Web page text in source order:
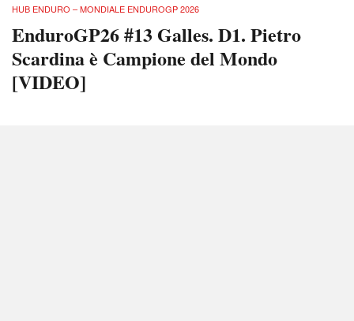
HUB ENDURO – MONDIALE ENDUROGP 2026
EnduroGP26 #13 Galles. D1. Pietro
Scardina è Campione del Mondo
[VIDEO]